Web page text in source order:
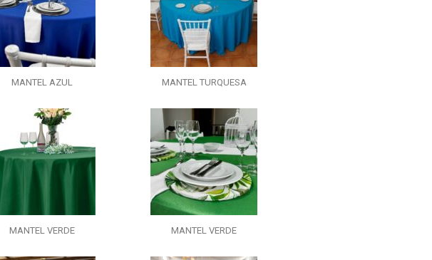
MANTEL AZUL MANTEL TURQUESA
MANTEL VERDE MANTEL VERDE